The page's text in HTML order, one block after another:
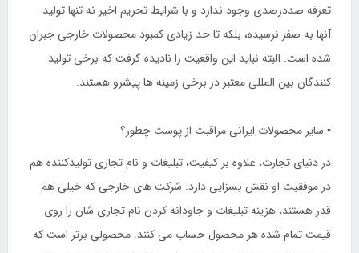
تعرفه صددرصدی وجود ندارد و با شرایط تحریم اخیر نه تنها تولید
آنها به صفر نرسیده، بلکه تا حد زیادی کمبود محصولات خارجی جبران
شده است. البته نباید این واقعیت را نادیده گرفت که برخی تولید
کنندگان بین المللی معتبر در برخی زمینه ها پیشرو هستند.
▪ سایر محصولات ایرانی مراقبت از پوست چطور؟
در دنیای تجارت، علاوه بر کیفیت، تبلیغات و نام تجاری تولیدکننده هم
در موفقیت او نقش بسزایی دارد. شرکت های خارجی که خیلی هم
قدر هستند، هزینه تبلیغات و جاودانه کردن نام تجاری شان را روی
قیمت تمام شده هر محصول حساب می کنند. محصولی برتر است که